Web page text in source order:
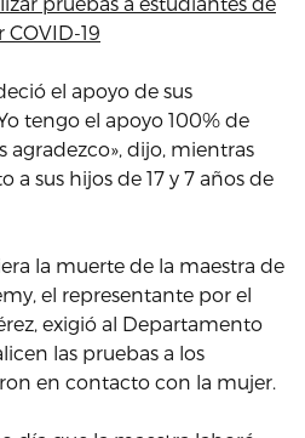
19
el apoyo de sus
tengo el apoyo 100% de
agradezco», dijo, mientras
a sus hijos de 17 y 7 años de
la muerte de la maestra de
el representante por el
exigió al Departamento
las pruebas a los
en contacto con la mujer.